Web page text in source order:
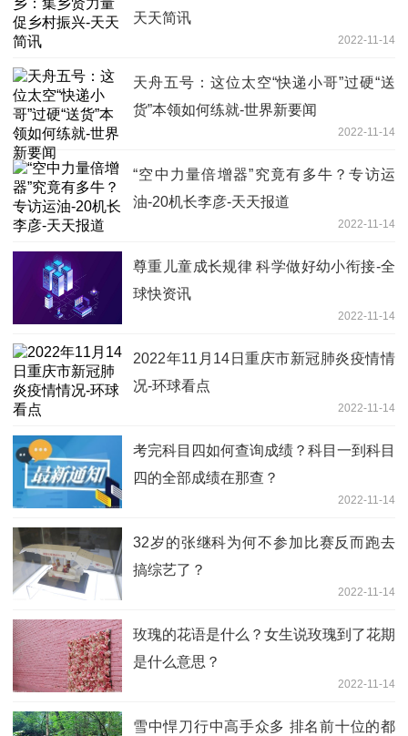
天天简讯
2022-11-14
天舟五号：这位太空“快递小哥”过硬“送
货”本领如何练就-世界新要闻
2022-11-14
“空中力量倍增器”究竟有多牛？专访运
油-20机长李彦-天天报道
2022-11-14
尊重儿童成长规律 科学做好幼小衔接-全
球快资讯
2022-11-14
2022年11月14日重庆市新冠肺炎疫情情
况-环球看点
2022-11-14
考完科目四如何查询成绩？科目一到科目
四的全部成绩在那查？
2022-11-14
32岁的张继科为何不参加比赛反而跑去
搞综艺了？
2022-11-14
玫瑰的花语是什么？女生说玫瑰到了花期
是什么意思？
2022-11-14
雪中悍刀行中高手众多 排名前十位的都